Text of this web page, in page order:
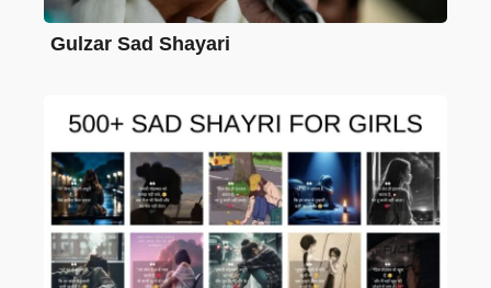
Gulzar Sad Shayari